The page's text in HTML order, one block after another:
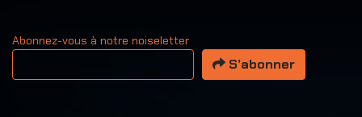
Abonnez-vous à notre noiseletter
Votre adresse email
S’abonner